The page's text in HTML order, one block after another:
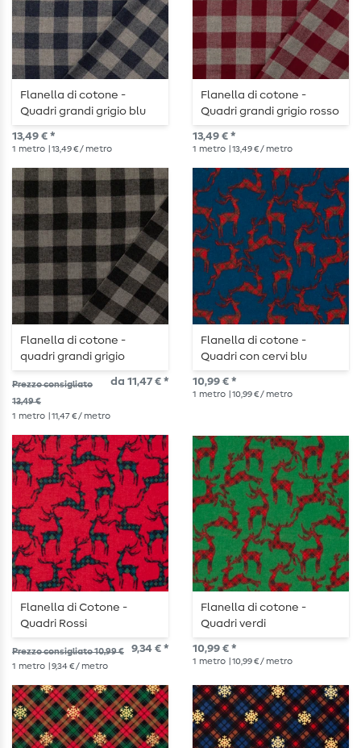
Flanella di cotone -
Quadri grandi grigio blu
13,49 € *
1 metro | 13,49 € / metro
Flanella di cotone -
Quadri grandi grigio rosso
13,49 € *
1 metro | 13,49 € / metro
Flanella di cotone -
quadri grandi grigio
antracite
Prezzo consigliato
13,49 €
da 11,47 € *
1 metro | 11,47 € / metro
Flanella di cotone -
Quadri con cervi blu
10,99 € *
1 metro | 10,99 € / metro
Flanella di Cotone -
Quadri Rossi
Prezzo consigliato 10,99 € 9,34 € *
1 metro | 9,34 € / metro
Flanella di cotone -
Quadri verdi
10,99 € *
1 metro | 10,99 € / metro